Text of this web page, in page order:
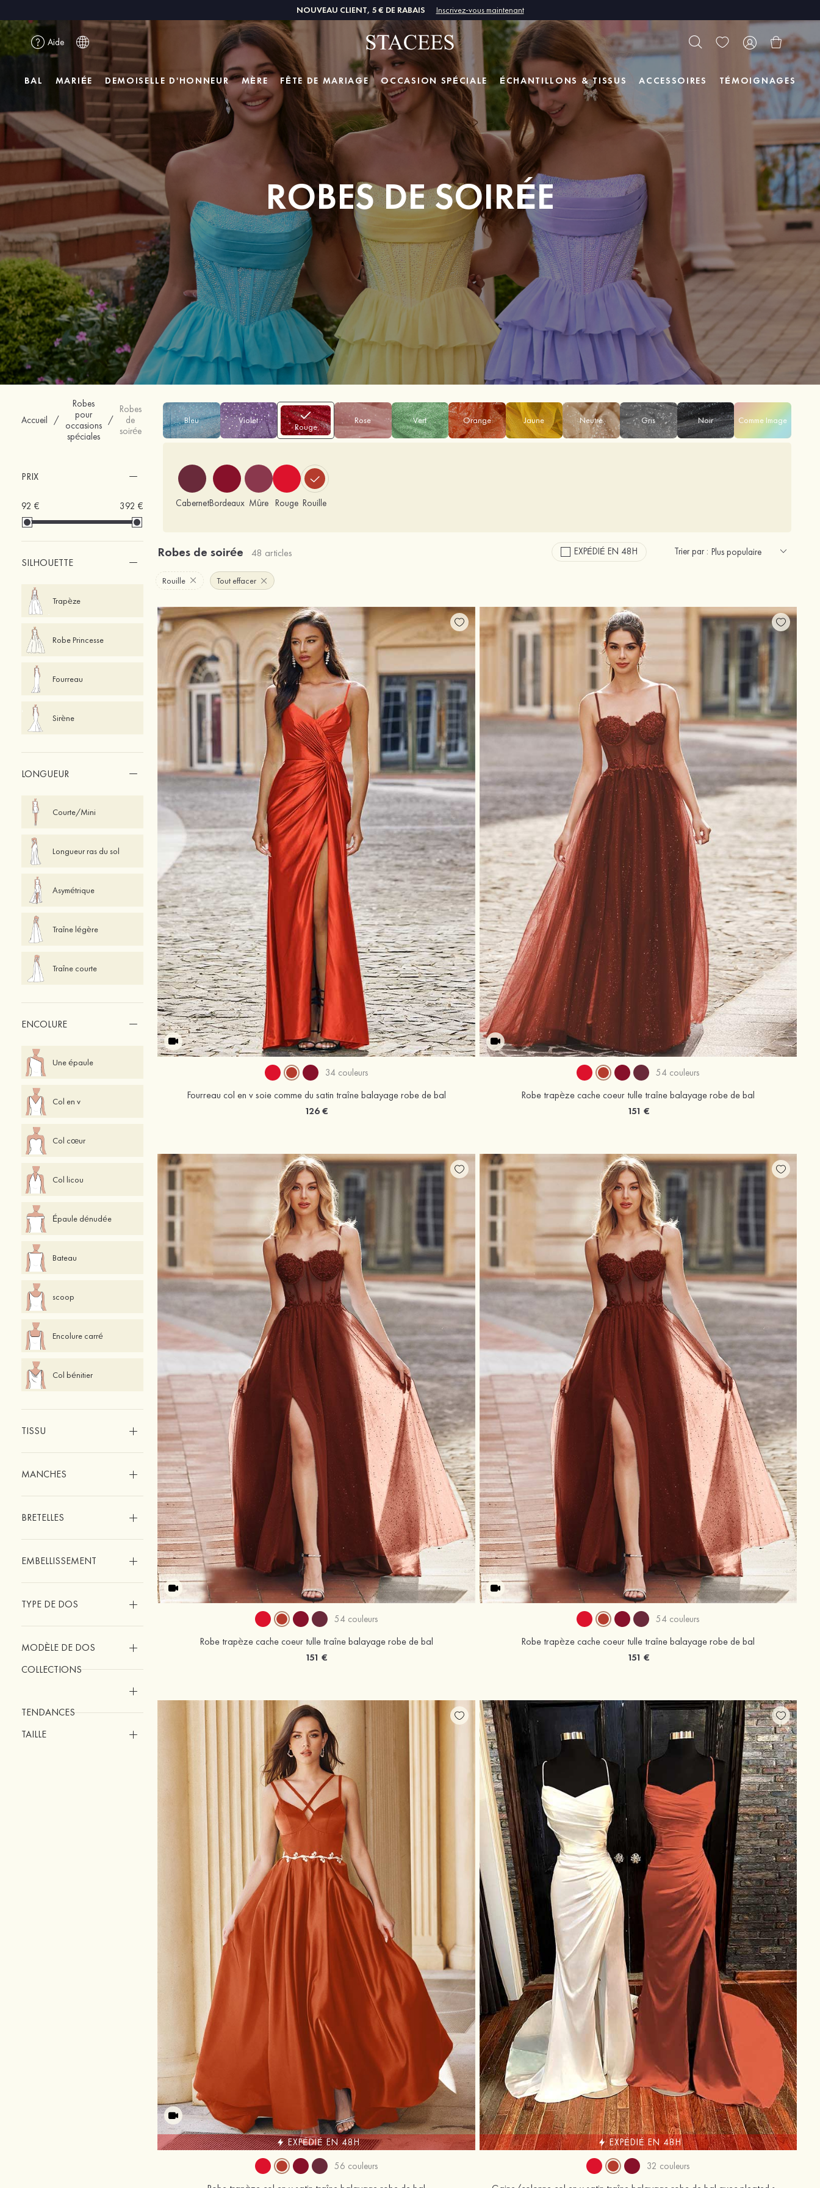
NOUVEAU CLIENT, 5 € DE RABAIS Inscrivez-vous maintenant
Aide
BAL MARIÉE DEMOISELLE D'HONNEUR MÈRE FÊTE DE MARIAGE OCCASION SPÉCIALE ÉCHANTILLONS & TISSUS ACCESSOIRES TÉMOIGNAGES
ROBES DE SOIRÉE
Accueil /
Robes
pour
occasions
spéciales
/
Robes
de
soirée
PRIX
92 € 392 €
SILHOUETTE
Trapèze
Robe Princesse
Fourreau
Sirène
LONGUEUR
Courte/Mini
Longueur ras du sol
Asymétrique
Traîne légère
Traîne courte
ENCOLURE
Une épaule
Col en v
Col cœur
Col licou
Épaule dénudée
Bateau
scoop
Encolure carré
Col bénitier
TISSU
MANCHES
BRETELLES
EMBELLISSEMENT
TYPE DE DOS
MODÈLE DE DOS
COLLECTIONS
TENDANCES
TAILLE
Bleu Violet
Rouge
Rose Vert Orange Jaune Neutre Gris Noir Comme Image
CabernetBordeaux Mûre Rouge Rouille
Robes de soirée 48 articles EXPÉDIÉ EN 48H Trier par :
Rouille Tout effacer
34 couleurs
Fourreau col en v soie comme du satin traîne balayage robe de bal
126 €
54 couleurs
Robe trapèze cache coeur tulle traîne balayage robe de bal
151 €
54 couleurs
Robe trapèze cache coeur tulle traîne balayage robe de bal
151 €
54 couleurs
Robe trapèze cache coeur tulle traîne balayage robe de bal
151 €
EXPÉDIÉ EN 48H
56 couleurs
EXPÉDIÉ EN 48H
32 couleurs